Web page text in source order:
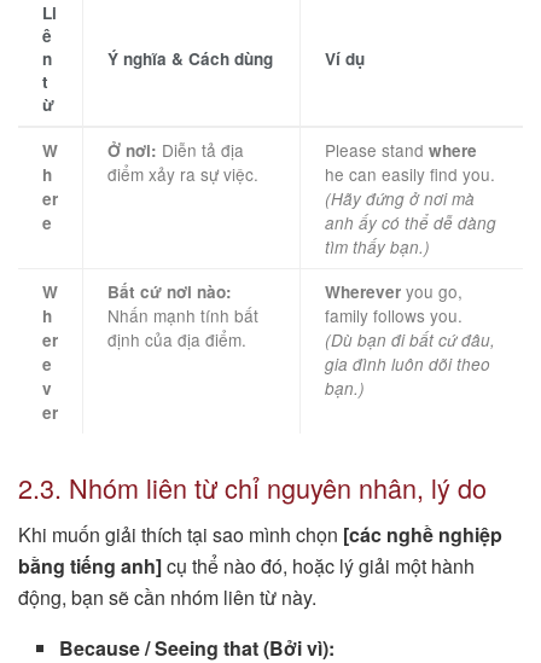
Li
ê
n
t
ừ
Ý nghĩa & Cách dùng Ví dụ
W
h
er
e
Ở nơi: Diễn tả địa
điểm xảy ra sự việc.
Please stand where
he can easily find you.
(Hãy đứng ở nơi mà
anh ấy có thể dễ dàng
tìm thấy bạn.)
W
h
er
e
v
er
Bất cứ nơi nào:
Nhấn mạnh tính bất
định của địa điểm.
Wherever you go,
family follows you.
(Dù bạn đi bất cứ đâu,
gia đình luôn dõi theo
bạn.)
2.3. Nhóm liên từ chỉ nguyên nhân, lý do
Khi muốn giải thích tại sao mình chọn [các nghề nghiệp
bằng tiếng anh]cụ thể nào đó, hoặc lý giải một hành
động, bạn sẽ cần nhóm liên từ này.
Because / Seeing that (Bởi vì):